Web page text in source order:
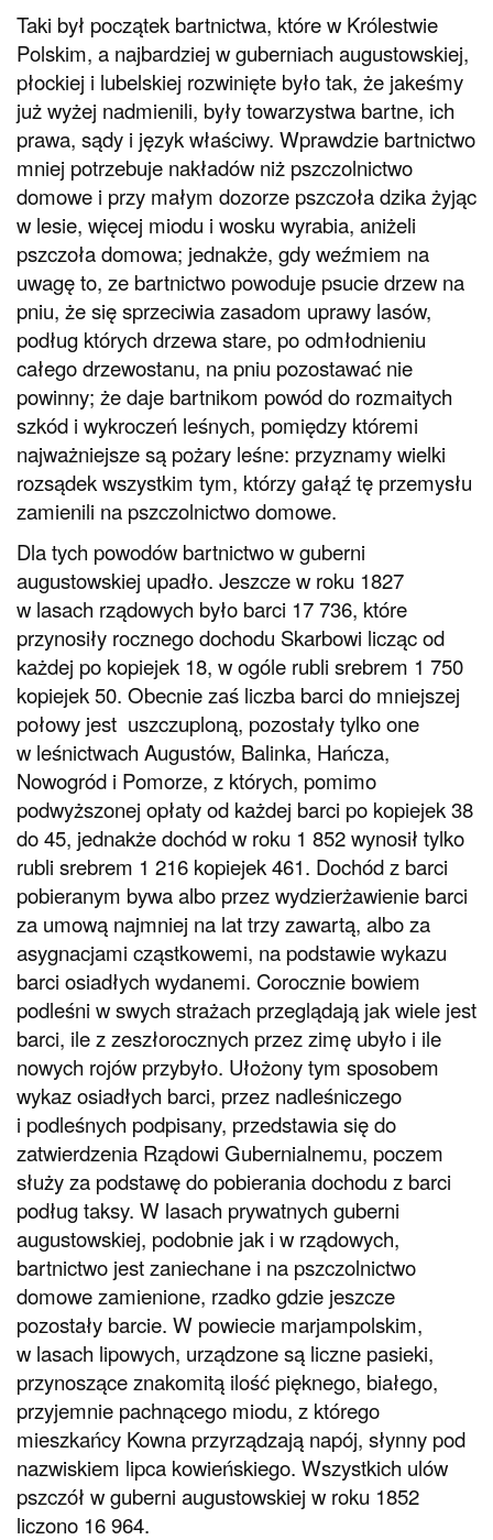
Taki był początek bartnictwa, które w Królestwie
Polskim, a najbardziej w guberniach augustowskiej,
płockiej i lubelskiej rozwinięte było tak, że jakeśmy
już wyżej nadmienili, były towarzystwa bartne, ich
prawa, sądy i język właściwy. Wprawdzie bartnictwo
mniej potrzebuje nakładów niż pszczolnictwo
domowe i przy małym dozorze pszczoła dzika żyjąc
w lesie, więcej miodu i wosku wyrabia, aniżeli
pszczoła domowa; jednakże, gdy weźmiem na
uwagę to, ze bartnictwo powoduje psucie drzew na
pniu, że się sprzeciwia zasadom uprawy lasów,
podług których drzewa stare, po odmłodnieniu
całego drzewostanu, na pniu pozostawać nie
powinny; że daje bartnikom powód do rozmaitych
szkód i wykroczeń leśnych, pomiędzy któremi
najważniejsze są pożary leśne: przyznamy wielki
rozsądek wszystkim tym, którzy gałąź tę przemysłu
zamienili na pszczolnictwo domowe.
Dla tych powodów bartnictwo w guberni
augustowskiej upadło. Jeszcze w roku 1827
w lasach rządowych było barci 17 736, które
przynosiły rocznego dochodu Skarbowi licząc od
każdej po kopiejek 18, w ogóle rubli srebrem 1 750
kopiejek 50. Obecnie zaś liczba barci do mniejszej
połowy jest uszczuploną, pozostały tylko one
w leśnictwach Augustów, Balinka, Hańcza,
Nowogród i Pomorze, z których, pomimo
podwyższonej opłaty od każdej barci po kopiejek 38
do 45, jednakże dochód w roku 1 852 wynosił tylko
rubli srebrem 1 216 kopiejek 461. Dochód z barci
pobieranym bywa albo przez wydzierżawienie barci
za umową najmniej na lat trzy zawartą, albo za
asygnacjami cząstkowemi, na podstawie wykazu
barci osiadłych wydanemi. Corocznie bowiem
podleśni w swych strażach przeglądają jak wiele jest
barci, ile z zeszłorocznych przez zimę ubyło i ile
nowych rojów przybyło. Ułożony tym sposobem
wykaz osiadłych barci, przez nadleśniczego
i podleśnych podpisany, przedstawia się do
zatwierdzenia Rządowi Gubernialnemu, poczem
służy za podstawę do pobierania dochodu z barci
podług taksy. W lasach prywatnych guberni
augustowskiej, podobnie jak i w rządowych,
bartnictwo jest zaniechane i na pszczolnictwo
domowe zamienione, rzadko gdzie jeszcze
pozostały barcie. W powiecie marjampolskim,
w lasach lipowych, urządzone są liczne pasieki,
przynoszące znakomitą ilość pięknego, białego,
przyjemnie pachnącego miodu, z którego
mieszkańcy Kowna przyrządzają napój, słynny pod
nazwiskiem lipca kowieńskiego. Wszystkich ulów
pszczół w guberni augustowskiej w roku 1852
liczono 16 964.